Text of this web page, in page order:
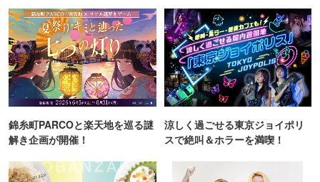
商品名：森ノ木 赤
価 格：8本入 1,404円
フリーズドライイチゴを組み合わせた、クリスピーストロ
ベリーチョコレート爽やかな酸味と風味にこだわった北海
道産のフリーズドライイチゴに、サクサク食感のピンク色
ーモンドを混ぜこみました。バランスの良い食感とホワイ
いクリスピーストロベリーチョコレート。
錦糸町PARCOと楽天地を巡る謎
解き企画が開催！
涼しく過ごせる東京ジョイポリ
スで絶叫＆ホラーを満喫！